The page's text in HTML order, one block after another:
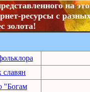
на
ресурсы с
золота!
славян
"Богам